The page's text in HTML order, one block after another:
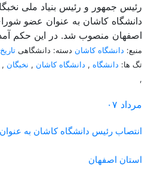
رئیس جمهور و رئیس بنیاد ملی
دانشگاه کاشان به عنوان عضو
اصفهان منصوب شد. در این حکم
منبع: دانشگاه کاشان دسته: دانشگاهی تاریخ: ۱۴۰۵/
تگ ها: دانشگاه , دانشگاه کاشان , نخبگان ,
,
۰۷ مرداد
انتصاب رئیس دانشگاه کاشان به
استان اصفهان